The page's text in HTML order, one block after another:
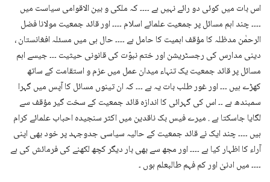
اس بات میں کوئی دو رائے نہیں ہے ۔۔۔۔ کہ ملکی و بین الاقوامی سیاست میں
۔۔۔۔ چند اہم مسائل پر جمعیت علمائے اسلام ۔۔۔۔ اور قائد جمعیت مولانا فضل
الرحمٰن مدظلہ کا مؤقف اہمیت کا حامل ہے ۔۔۔۔ حال ہی میں مسئلہ افغانستان ،
دینی مدارس کی رجسٹریشن اور ختم نبوّت کی قانونی حیثیت ۔۔۔ جیسے اہم
مسائل پر قائد جمعیت یک تنہاء میدان عمل میں عزم و استقامت کے ساتھ
کھڑے ہیں ۔۔۔ اور غور طلب بات یہ ہے ۔۔۔ کہ ان تینوں مسائل کا آپس میں گہرا
سمبندھ ہے ۔۔ اس کی گہرائی کا اندازہ قائد جمعیت کے سخت گیر مؤقف سے
لگایا جاسکتا ہے . میرے فیس بک ناقدین میں اکثر سنجیدہ احباب علمائے کرام
ہیں ۔۔۔۔ چند ایک نے قائد جمعیت کے حالیہ سیاسی جدوجہد پر خود بھی اپنی
آراء کا اظہار کیا ہے ۔۔۔۔ اور مجھ سے بھی بار دیگر کچھ لکھنے کی فرمائش کی ہے
۔۔۔۔ میں ادنیٰ اور کم فہم طالبعلم ہوں ۔